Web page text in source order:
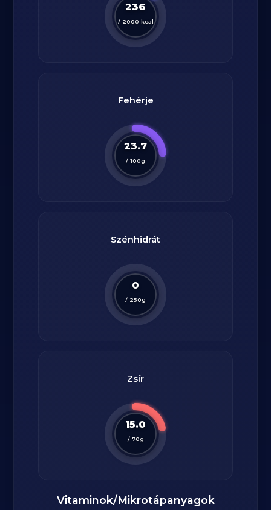
236
/ 2000 kcal
Fehérje
23.7
/ 100g
Szénhidrát
0
/ 250g
Zsír
15.0
/ 70g
Vitaminok/Mikrotápanyagok